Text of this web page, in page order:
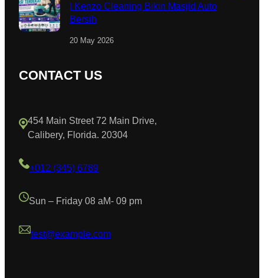
| Kenzo Cleaning Bikin Masjid Auto
Bersih
20 May 2026
CONTACT US
454 Main Street 72 Main Drive,
Calibery, Florida. 20304
+012 (345) 6789
Sun – Friday 08 aM- 09 pm
test@example.com